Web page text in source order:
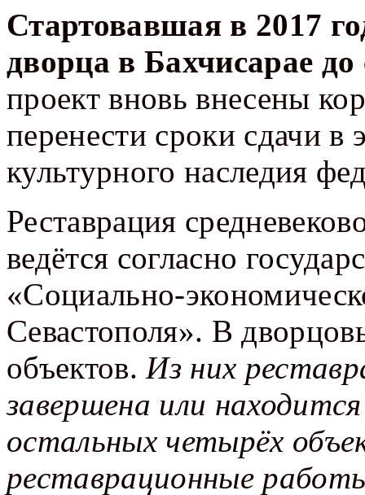
Стартовавшая в 2017
дворца в Бахчисарае
проект вновь внесены
перенести сроки сдачи в
культурного наследия
Реставрация
ведётся согласно
«Социально-
Севастополя». В
объектов.Из них
завершена или
остальных четырёх
реставрационные